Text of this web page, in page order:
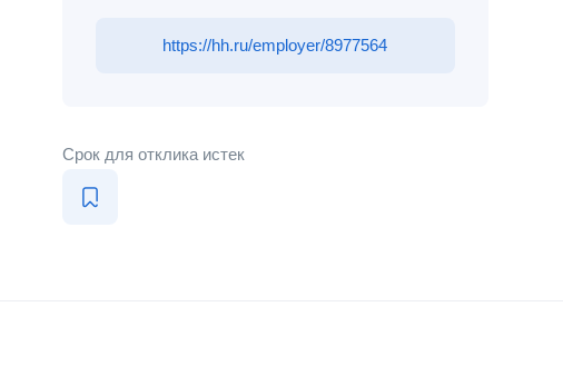
https://hh.ru/employer/8977564
Срок для отклика истек